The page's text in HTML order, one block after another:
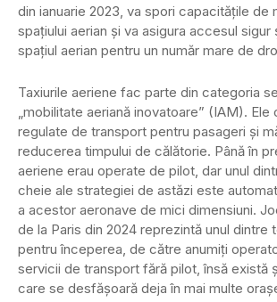
din ianuarie 2023, va spori capacităţile de
spaţiului aerian şi va asigura accesul sigur
spaţiul aerian pentru un număr mare de
Taxiurile aeriene fac parte din categoria
„mobilitate aeriană inovatoare” (IAM). Ele
regulate de transport pentru pasageri şi
reducerea timpului de călătorie. Până în
aeriene erau operate de pilot, dar unul
cheie ale strategiei de astăzi este
a acestor aeronave de mici dimensiuni.
de la Paris din 2024 reprezintă unul dintre
pentru începerea, de către anumiţi
servicii de transport fără pilot, însă există
care se desfăşoară deja în mai multe